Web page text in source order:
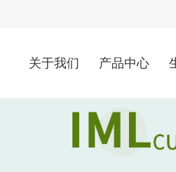
关于我们 产品中心